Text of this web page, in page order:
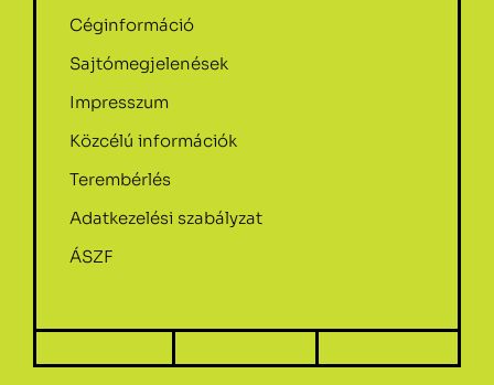
Céginformáció
Sajtómegjelenések
Impresszum
Közcélú információk
Terembérlés
Adatkezelési szabályzat
ÁSZF